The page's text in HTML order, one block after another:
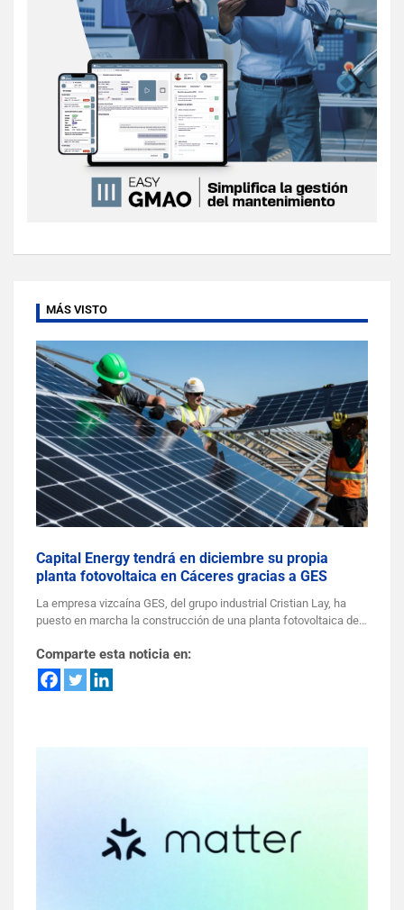
MÁS VISTO
Capital Energy tendrá en diciembre su propia
planta fotovoltaica en Cáceres gracias a GES
La empresa vizcaína GES, del grupo industrial Cristian Lay, ha
puesto en marcha la construcción de una planta fotovoltaica de…
Comparte esta noticia en: